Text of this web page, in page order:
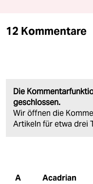
12 Kommentare
Die
geschlossen.
Wir öffnen die
Artikeln für etwa drei
A Acadrian